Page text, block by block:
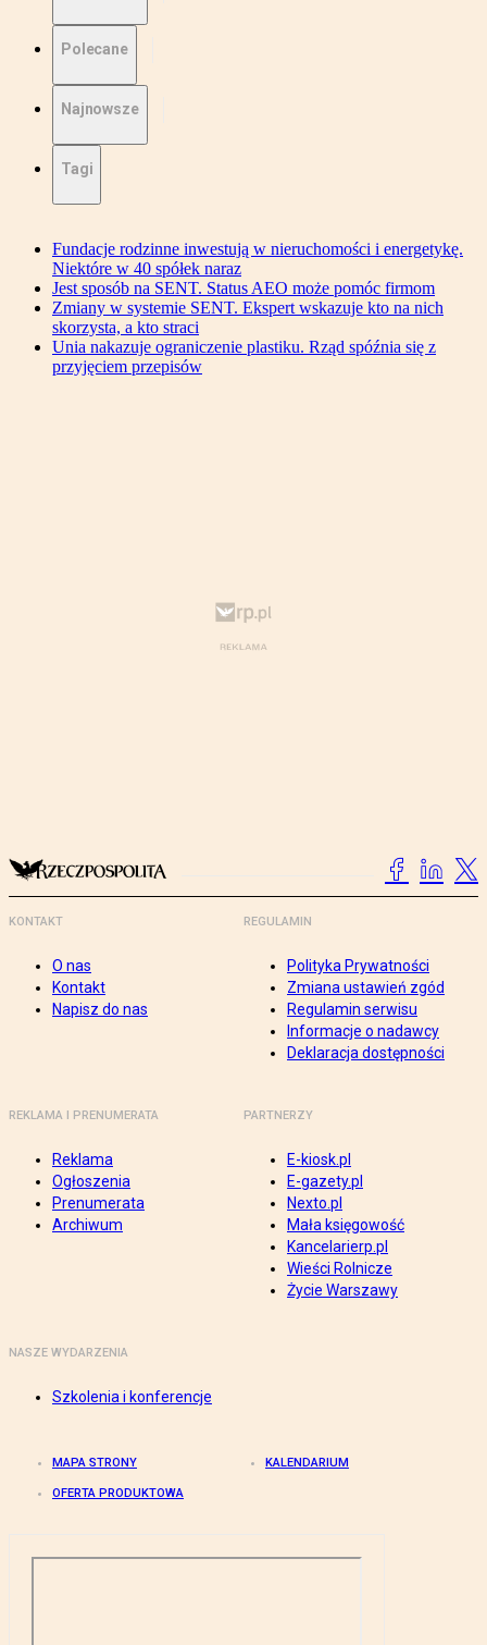
Polecane
Najnowsze
Tagi
Fundacje rodzinne inwestują w nieruchomości i energetykę.
Niektóre w 40 spółek naraz
Jest sposób na SENT. Status AEO może pomóc firmom
Zmiany w systemie SENT. Ekspert wskazuje kto na nich
skorzysta, a kto straci
Unia nakazuje ograniczenie plastiku. Rząd spóźnia się z
przyjęciem przepisów
KONTAKT
O nas
Kontakt
Napisz do nas
REGULAMIN
Polityka Prywatności
Zmiana ustawień zgód
Regulamin serwisu
Informacje o nadawcy
Deklaracja dostępności
REKLAMA I PRENUMERATA
Reklama
Ogłoszenia
Prenumerata
Archiwum
PARTNERZY
E-kiosk.pl
E-gazety.pl
Nexto.pl
Mała księgowość
Kancelarierp.pl
Wieści Rolnicze
Życie Warszawy
NASZE WYDARZENIA
Szkolenia i konferencje
MAPA STRONY KALENDARIUM
OFERTA PRODUKTOWA